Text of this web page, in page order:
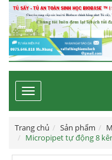
Toggle
navigation
Trang chủ Sản phẩm
Micropipet tự động 8